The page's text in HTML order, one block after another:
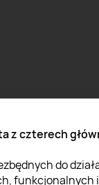
z czterech
do
osobowych